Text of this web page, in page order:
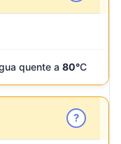
quente a 80°C
?